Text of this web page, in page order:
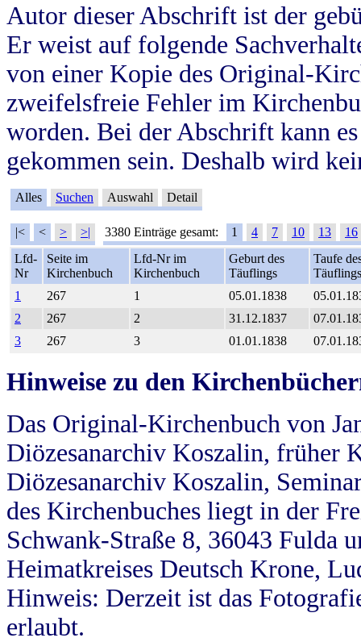
Autor dieser Abschrift ist der
Er weist auf folgende
von einer Kopie des Original-
zweifelsfreie Fehler im
worden. Bei der Abschrift kann
gekommen sein. Deshalb wird
Alles Suchen Auswahl Detail
|< < > >| 3380 Einträge gesamt: 1 4 7 10 13
16
Lfd-
Nr
Seite im
Kirchenbuch
Lfd-Nr im
Kirchenbuch
Geburt des
Täuflings
Taufe
Täuflings
1
267 1 05.01.1838
2
267 2 31.12.1837
3
267 3 01.01.1838
Hinweise zu den
Das Original-Kirchenbuch von
Diözesanarchiv Koszalin, früher
Diözesanarchiv Koszalin,
des Kirchenbuches liegt in der
Schwank-Straße 8, 36043 Fulda
Heimatkreises Deutsch Krone,
Hinweis: Derzeit ist das
erlaubt.